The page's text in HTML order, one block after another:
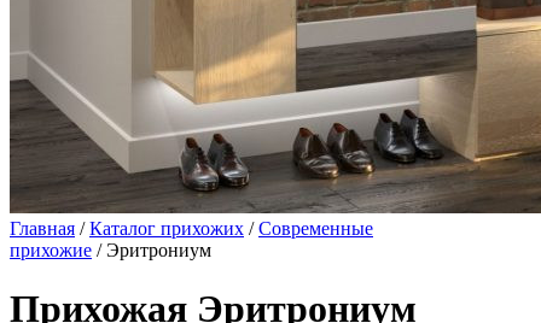
Главная /Каталог прихожих /Современные
прихожие / Эритрониум
Прихожая Эритрониум